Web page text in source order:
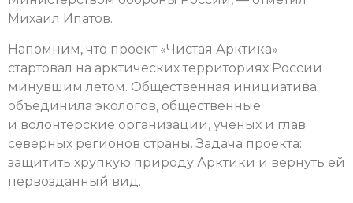
Михаил Ипатов.
Напомним, что проект «Чистая Арктика»
стартовал на арктических территориях России
минувшим летом. Общественная инициатива
объединила экологов, общественные
и волонтёрские организации, учёных и глав
северных регионов страны. Задача проекта:
защитить хрупкую природу Арктики и вернуть ей
первозданный вид.